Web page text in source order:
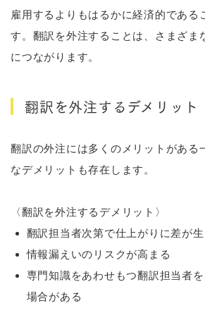
雇用するよりもはるかに経済的である
す。翻訳を外注することは、さまざま
につながります。
翻訳を外注するデメリット
翻訳の外注には多くのメリットがある
なデメリットも存在します。
〈翻訳を外注するデメリット〉
翻訳担当者次第で仕上がりに差が生
情報漏えいのリスクが高まる
専門知識をあわせもつ翻訳担当者
場合がある